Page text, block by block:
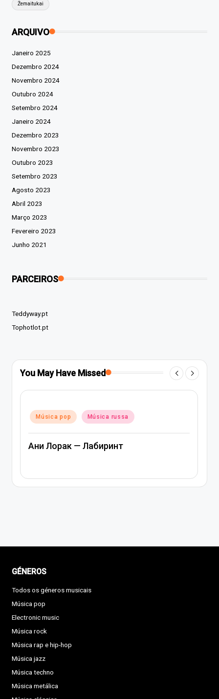
Žemaitukai
ARQUIVO
Janeiro 2025
Dezembro 2024
Novembro 2024
Outubro 2024
Setembro 2024
Janeiro 2024
Dezembro 2023
Novembro 2023
Outubro 2023
Setembro 2023
Agosto 2023
Abril 2023
Março 2023
Fevereiro 2023
Junho 2021
PARCEIROS
Teddyway.pt
Tophotlot.pt
You May Have Missed
in
Música pop
Música russa
Артем Качер Ани Лорак –
GÉNEROS
Todos os géneros musicais
Música pop
Electronic music
Música rock
Música rap e hip-hop
Música jazz
Música techno
Música metálica